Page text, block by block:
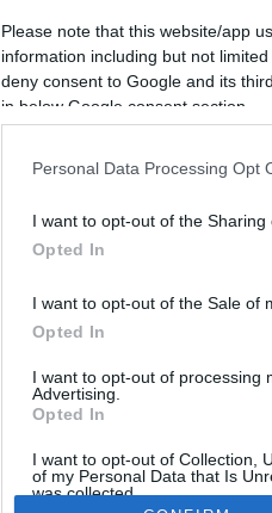
Please note that this website/app
information including but not
deny consent to Google and its
in below Google consent section.
Personal Data Processing Opt
I want to opt-out of the Sharing
Opted In
I want to opt-out of the Sale of
Opted In
I want to opt-out of processing
Advertising.
Opted In
I want to opt-out of Collection,
of my Personal Data that Is
was collected.